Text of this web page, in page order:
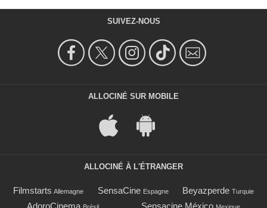
SUIVEZ-NOUS
ALLOCINÉ SUR MOBILE
ALLOCINÉ À L'ÉTRANGER
Filmstarts Allemagne SensaCine Espagne Beyazperde Turquie